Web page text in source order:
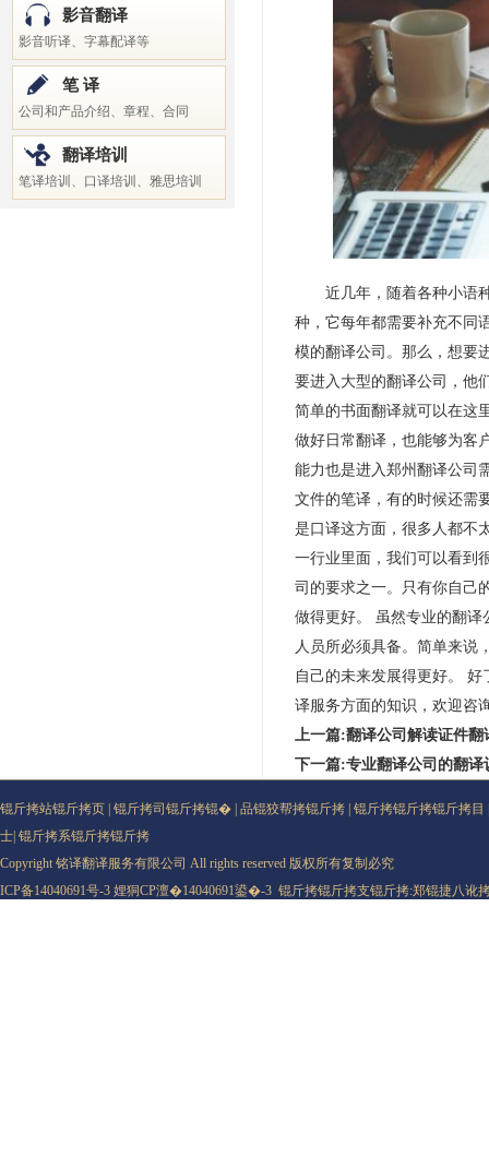
影音翻译
影音听译、字幕配译等
笔 译
公司和产品介绍、章程、合同
翻译培训
笔译培训、口译培训、雅思培训
近几年，随着各种小语种
种，它每年都需要补充不同
模的翻译公司。那么，想要
要进入大型的翻译公司，他
简单的书面翻译就可以在这
做好日常翻译，也能够为客
能力也是进入郑州翻译公司
文件的笔译，有的时候还需
是口译这方面，很多人都不
一行业里面，我们可以看到
司的要求之一。只有你自己
做得更好。 虽然专业的翻
人员所必须具备。简单来说
自己的未来发展得更好。
译服务方面的知识，欢迎咨
上一篇:翻译公司解读证件
下一篇:专业翻译公司的翻
锟斤拷站锟斤拷页 锟斤拷司锟斤拷锟� 品锟狡帮拷锟斤拷 锟斤拷锟斤拷锟斤拷目
士 锟斤拷系锟斤拷锟斤拷
Copyright 铭译翻译服务有限公司 All rights reserved 版权所有复制必究
ICP备14040691号-3 娌狪CP澶�14040691鍙�-3 锟斤拷锟斤拷支锟斤拷:郑锟捷八讹